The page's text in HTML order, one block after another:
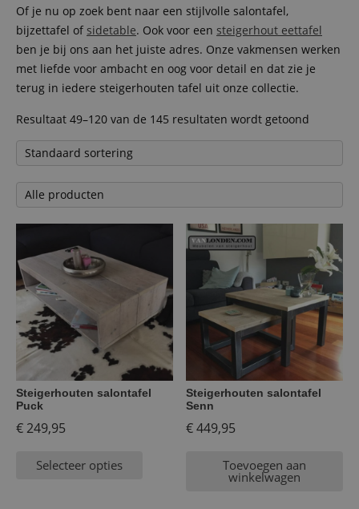
Of je nu op zoek bent naar een stijlvolle salontafel,
bijzettafel of sidetable. Ook voor een steigerhout eettafel
ben je bij ons aan het juiste adres. Onze vakmensen werken
met liefde voor ambacht en oog voor detail en dat zie je
terug in iedere steigerhouten tafel uit onze collectie.
Resultaat 49–120 van de 145 resultaten wordt getoond
Steigerhouten salontafel
Puck
€249,95
Selecteer opties
Steigerhouten salontafel
Senn
€449,95
Toevoegen aan
winkelwagen